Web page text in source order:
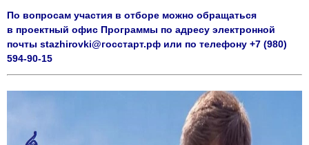
По вопросам участия в отборе можно обращаться
в проектный офис Программы по адресу электронной
почты stazhirovki@госстарт.рф или по телефону +7 (980)
594-90-15